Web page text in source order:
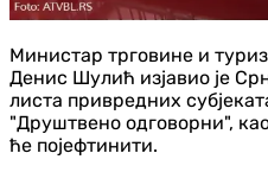
Министар трговине и
Денис Шулић изјавио је
листа привредних
"Друштвено одговорни",
ће појефтинити.